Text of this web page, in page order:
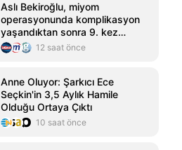
Aslı Bekiroğlu, miyom
operasyonunda komplikasyon
yaşandıktan sonra 9. kez
ameliyat olacak
12 saat önce
Anne Oluyor: Şarkıcı Ece
Seçkin'in 3,5 Aylık Hamile
Olduğu Ortaya Çıktı
10 saat önce